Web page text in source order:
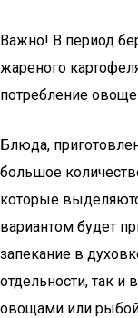
Важно! В период
жареного
потребление
Блюда,
большое
которые
вариантом будет
запекание в
отдельности, так и
овощами или